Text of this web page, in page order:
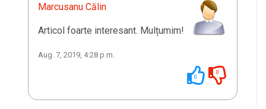
Marcusanu Călin
Articol foarte interesant. Mulțumim!
Aug. 7, 2019, 4:28 p.m.
0
0